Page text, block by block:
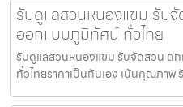
รับดูแลสวนหนองแขม รับ
ออกแบบภูมิทัศน์ ทั่วไทย
รับดูแลสวนหนองแขม รับจัดสวน
ทั่วไทยราคาเป็นกันเอง เน้นคุณภาพ